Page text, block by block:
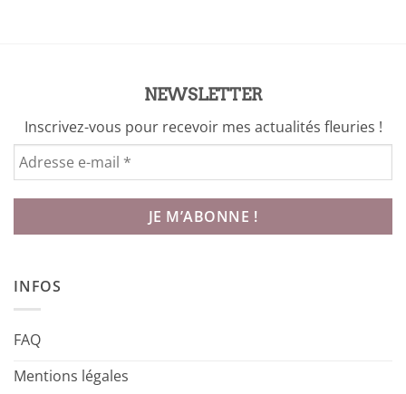
NEWSLETTER
Inscrivez-vous pour recevoir mes actualités fleuries !
INFOS
FAQ
Mentions légales